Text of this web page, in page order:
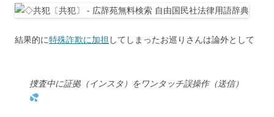
結果的に特殊詐欺に加担 してしまったお巡りさんは論外として
捜査中に証拠（インスタ）をワンタッチ誤操作（送信）